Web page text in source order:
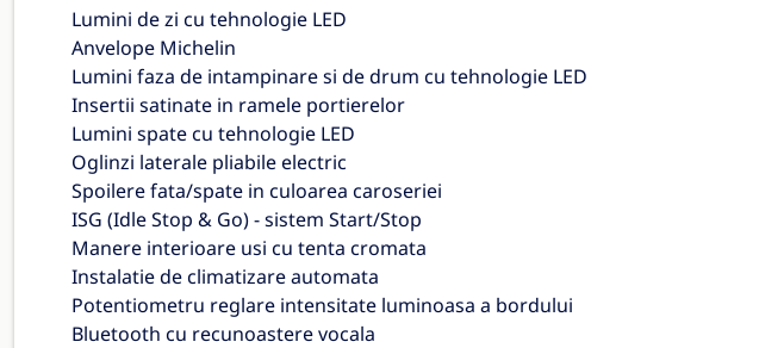
Lumini de zi cu tehnologie LED
Anvelope Michelin
Lumini faza de intampinare si de drum cu tehnologie LED
Insertii satinate in ramele portierelor
Lumini spate cu tehnologie LED
Oglinzi laterale pliabile electric
Spoilere fata/spate in culoarea caroseriei
ISG (Idle Stop & Go) - sistem Start/Stop
Manere interioare usi cu tenta cromata
Instalatie de climatizare automata
Potentiometru reglare intensitate luminoasa a bordului
Bluetooth cu recunoastere vocala